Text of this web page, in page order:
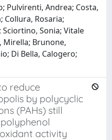
Pulvirenti, Andrea; Costa,
Collura, Rosaria;
Sonia; Vitale
Mirella; Brunone,
Di Bella, Calogero;
reduce
by polycyclic
(PAHs) still
activity